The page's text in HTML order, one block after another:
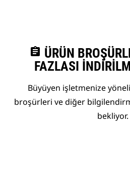
assignment ÜRÜN
FAZLASI
Büyüyen işletmenize
broşürleri ve diğer
bekliyor.